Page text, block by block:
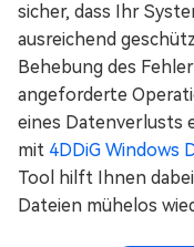
sicher, dass Ihr
ausreichend
Behebung des
angeforderte
eines Datenverlusts
mit 4DDiG Windows
Tool hilft Ihnen
Dateien mühelos